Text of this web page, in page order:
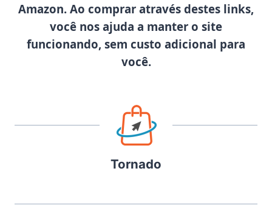
Amazon. Ao comprar através destes links,
você nos ajuda a manter o site
funcionando, sem custo adicional para
você.
Tornado